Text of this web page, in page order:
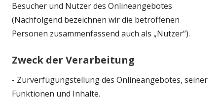
Besucher und Nutzer des Onlineangebotes
(Nachfolgend bezeichnen wir die betroffenen
Personen zusammenfassend auch als „Nutzer“).
Zweck der Verarbeitung
- Zurverfügungstellung des Onlineangebotes, seiner
Funktionen und Inhalte.